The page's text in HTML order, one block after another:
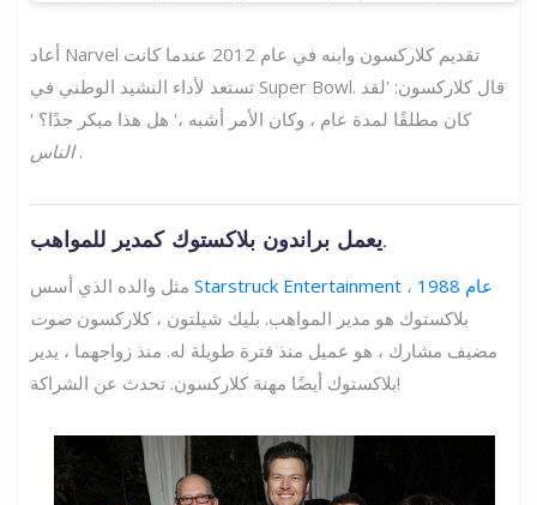
أعاد Narvel تقديم كلاركسون وابنه في عام 2012 عندما كانت
تستعد لأداء النشيد الوطني في Super Bowl. قال كلاركسون: 'لقد
كان مطلقًا لمدة عام ، وكان الأمر أشبه ،' هل هذا مبكر جدًا؟ '
الناس.
يعمل براندون بلاكستوك كمدير للمواهب.
Starstruck Entertainment عام 1988
،
بلاكستوك هو مدير المواهب. بليك شيلتون ، كلاركسون صوت
مضيف مشارك ، هو عميل منذ فترة طويلة له. منذ زواجهما ، يدير
بلاكستوك أيضًا مهنة كلاركسون. تحدث عن الشراكة!